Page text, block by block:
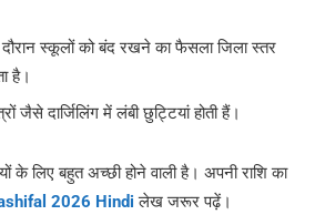
स्कूलों को बंद रखने का फैसला जिला स्तर
है।
जैसे दार्जिलिंग में लंबी छुट्टियां होती हैं।
लिए बहुत अच्छी होने वाली है। अपनी राशि का
2026 Hindiलेख जरूर पढ़ें।